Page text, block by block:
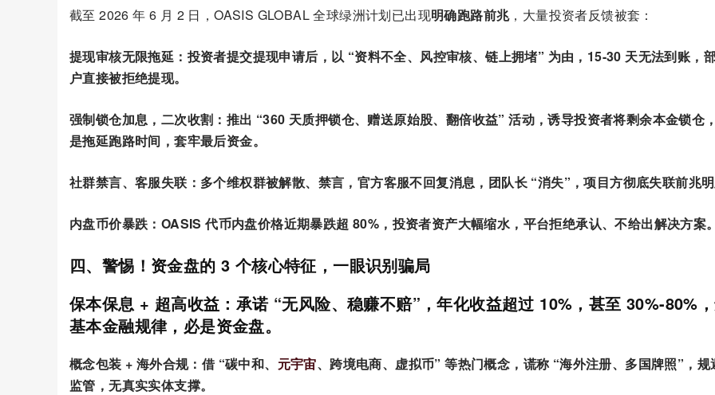
截至 2026 年 6 月 2 日，OASIS GLOBAL 全球绿洲计划已出现明确跑路前兆，大量投资者反馈被套：
提现审核无限拖延：投资者提交提现申请后，以 “资料不全、风控审核、链上拥堵” 为由， 15-30 天无法到账 ，
户直接被拒绝提现。
强制锁仓加息，二次收割：推出 “360 天质押锁仓、赠送原始股、翻倍收益” 活动，诱导投资者将剩余本金锁仓，
是拖延跑路时间，套牢最后资金。
社群禁言、客服失联：多个维权群被解散、禁言，官方客服不回复消息，团队长 “消失”，项目方彻底失联前兆
内盘币价暴跌：OASIS 代币内盘价格近期暴跌超 80% ，投资者资产大幅缩水，平台拒绝承认、不给出解决方案。
四、警惕！资金盘的 3 个核心特征，一眼识别骗局
保本保息 + 超高收益：承诺 “无风险、稳赚不赔”，年化收益超过 10% ，甚至 30%-80%
基本金融规律，必是资金盘。
概念包装 + 海外合规：借 “碳中和、 元宇宙、跨境电商、虚拟币” 等热门概念，谎称 “海外注册、多国牌照”，规
监管，无真实实体支撑。